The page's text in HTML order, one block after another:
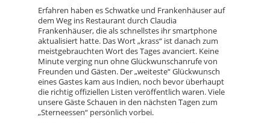
Erfahren haben es Schwatke und Frankenhäuser auf
dem Weg ins Restaurant durch Claudia
Frankenhäuser, die als schnellstes ihr smartphone
aktualisiert hatte. Das Wort „krass“ ist danach zum
meistgebrauchten Wort des Tages avanciert. Keine
Minute verging nun ohne Glückwunschanrufe von
Freunden und Gästen. Der „weiteste“ Glückwunsch
eines Gastes kam aus Indien, noch bevor überhaupt
die richtig offiziellen Listen veröffentlich waren. Viele
unsere Gäste Schauen in den nächsten Tagen zum
„Sterneessen“ persönlich vorbei.